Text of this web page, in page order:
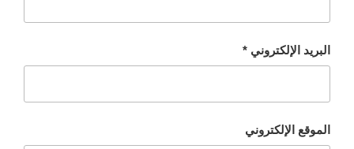
البريد الإلكتروني *
الموقع الإلكتروني